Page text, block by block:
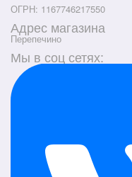
ОГРН: 1167746217550
Адрес магазина
Перепечино
Мы в соц сетях: